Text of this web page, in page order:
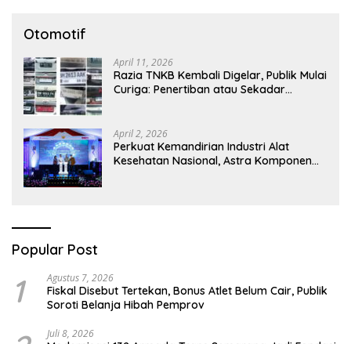
Otomotif
April 11, 2026
Razia TNKB Kembali Digelar, Publik Mulai
Curiga: Penertiban atau Sekadar
April 2, 2026
Perkuat Kemandirian Industri Alat
Kesehatan Nasional, Astra Komponen
Popular Post
1 Agustus 7, 2026
Fiskal Disebut Tertekan, Bonus Atlet Belum Cair, Publik
Soroti Belanja Hibah Pemprov
Juli 8, 2026